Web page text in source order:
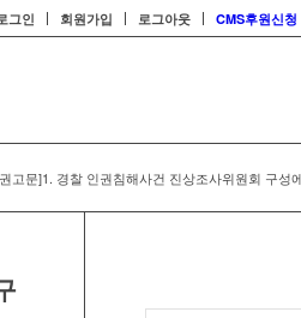
그인 회원가입 로그아웃 CMS후원신청
고문]1. 경찰 인권침해사건 진상조사위원회 구성